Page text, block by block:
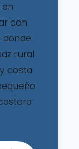
con
donde
rural
costa